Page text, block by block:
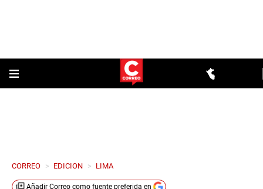
CORREO > EDICION > LIMA
Añadir Correo como fuente preferida en